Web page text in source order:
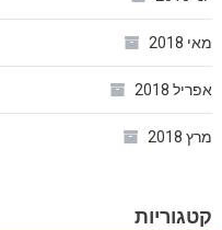
מאי 2018
אפריל 2018
מרץ 2018
קטגוריות